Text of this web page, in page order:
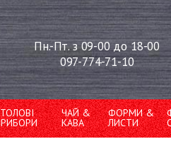
Пн.-Пт. з 09-00 до 18-00
097-774-71-10
ЧАЙ &
КАВА
ФОРМИ &
ЛИСТИ